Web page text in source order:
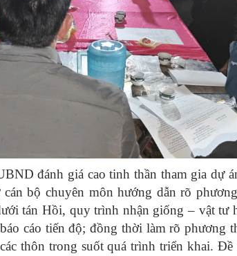
đánh giá cao tinh thần tham gia dự án
bộ chuyên môn hướng dẫn rõ
tán Hồi, quy trình nhận giống – vật tư
cáo tiến độ; đồng thời làm rõ phương
thôn trong suốt quá trình triển khai. Đề